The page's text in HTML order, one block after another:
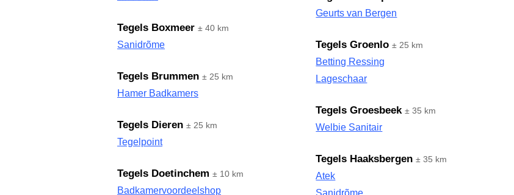
Tegels Boxmeer ± 40 km
Sanidrõme
Tegels Brummen ± 25 km
Hamer Badkamers
Tegels Dieren ± 25 km
Tegelpoint
Tegels Doetinchem ± 10 km
Badkamervoordeelshop
Geurts van Bergen
Tegels Groenlo ± 25 km
Betting Ressing
Lageschaar
Tegels Groesbeek ± 35 km
Welbie Sanitair
Tegels Haaksbergen ± 35 km
Atek
Sanidrõme